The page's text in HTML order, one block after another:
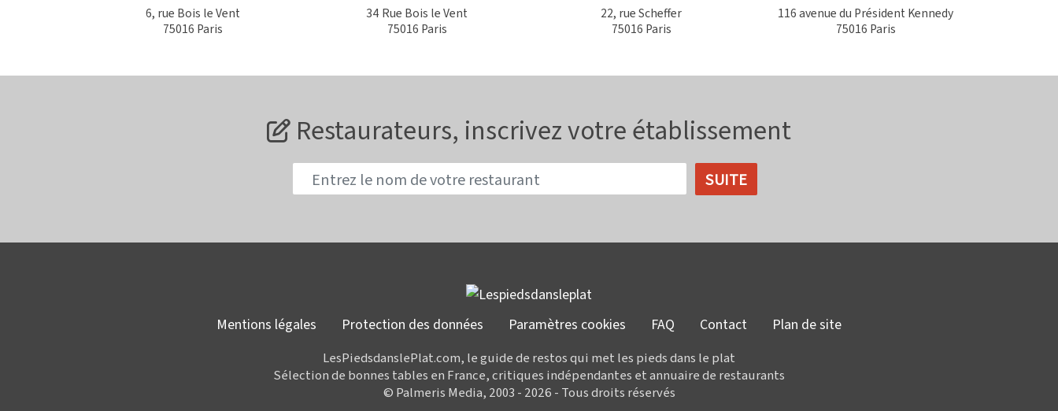
6, rue Bois le Vent
75016 Paris
34 Rue Bois le Vent
75016 Paris
22, rue Scheffer
75016 Paris
116 avenue du Président Kennedy
75016 Paris
Restaurateurs, inscrivez votre établissement
Mentions légales Protection des données Paramètres cookies FAQ Contact Plan de site
LesPiedsdanslePlat.com, le guide de restos qui met les pieds dans le plat
Sélection de bonnes tables en France, critiques indépendantes et annuaire de restaurants
© Palmeris Media, 2003 - 2026 - Tous droits réservés